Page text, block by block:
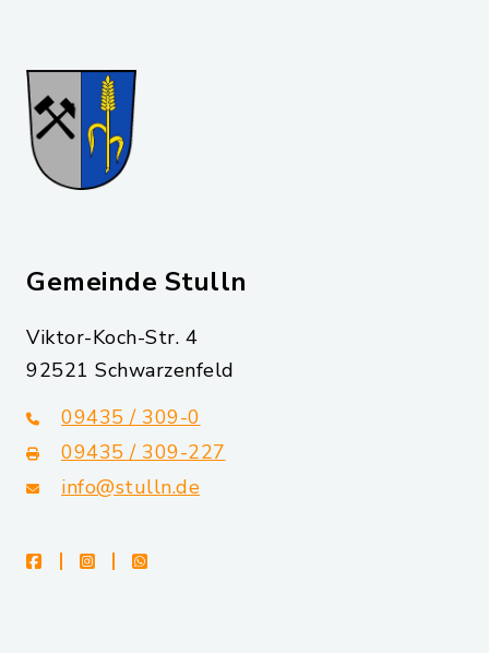
Gemeinde Stulln
Viktor-Koch-Str. 4
92521 Schwarzenfeld
09435 / 309-0
09435 / 309-227
info@stulln.de
facebookinstagramwhatsapp